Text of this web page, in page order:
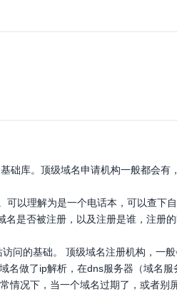
础库。顶级域名申请机构一般都会有
以理解为是一个电话本，可以查下
是否被注册，以及注册是谁，注册的
问的基础。 顶级域名注册机构，一
名做了ip解析，在dns服务器（域名服
情况下，当一个域名过期了，或者别